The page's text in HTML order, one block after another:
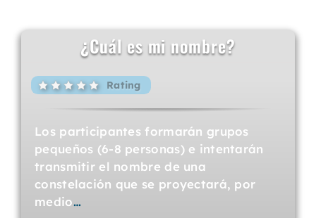
¿Cuál es mi nombre?
Rating
Los participantes formarán grupos
pequeños (6-8 personas) e intentarán
transmitir el nombre de una
constelación que se proyectará, por
medio…